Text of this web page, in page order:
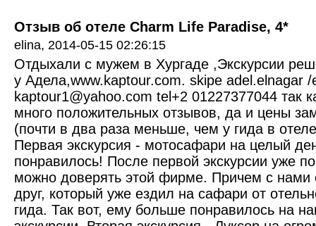
Отзыв об отеле Charm Life Paradise, 4*
elina, 2014-05-15 02:26:15
Отдыхали с мужем в Хургаде ,Экскурсии
у Адела,www.kaptour.com. skipe adel.elnagar /
kaptour1@yahoo.com tel+2 01227377044 так
много положительных отзывов, да и цены
(почти в два раза меньше, чем у гида в
Первая экскурсия - мотосафари на целый
понравилось! После первой экскурсии уже
можно доверять этой фирме. Причем с нами
друг, который уже ездил на сафари от
гида. Так вот, ему больше понравилось на